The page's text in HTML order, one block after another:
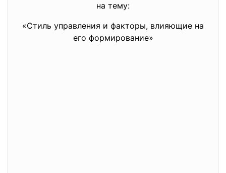
на тему:
«Стиль управления и факторы, влияющие на
его формирование»